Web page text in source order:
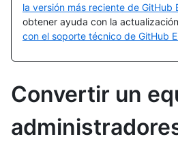
la versión más reciente de GitHub
obtener ayuda con la
con el soporte técnico de GitHub
Convertir un